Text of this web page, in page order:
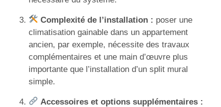
Complexité de l’installation : poser une
climatisation gainable dans un appartement
ancien, par exemple, nécessite des travaux
complémentaires et une main d’œuvre plus
importante que l’installation d’un split mural
simple.
Accessoires et options supplémentaires :